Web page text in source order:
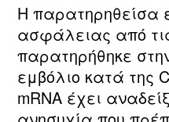
Η παρατηρηθείσα
ασφάλειας από
παρατηρήθηκε
εμβόλιο κατά της
mRNA έχει